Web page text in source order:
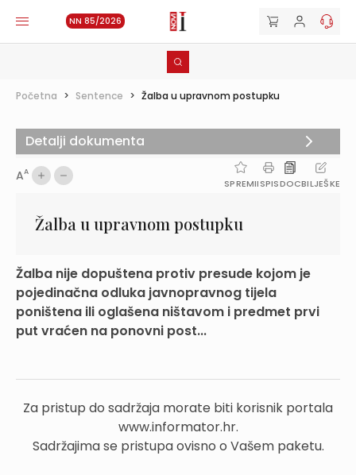
NN 85/2026
Početna > Sentence > Žalba u upravnom postupku
AA
SPREMIISPISDOCBILJEŠKE
Žalba u upravnom postupku
Žalba nije dopuštena protiv presude kojom je
pojedinačna odluka javnopravnog tijela
poništena ili oglašena ništavom i predmet prvi
put vraćen na ponovni post...
Za pristup do sadržaja morate biti korisnik portala
www.informator.hr.
Sadržajima se pristupa ovisno o Vašem paketu.
Detalji dokumenta